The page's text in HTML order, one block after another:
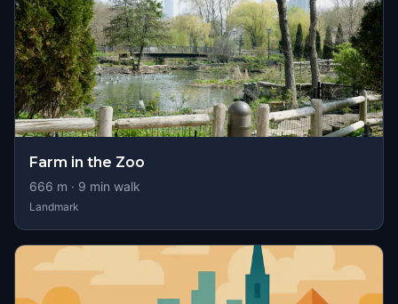
Farm in the Zoo
666 m · 9 min walk
Landmark